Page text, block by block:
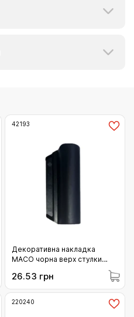
42193
Декоративна накладка
MACO чорна верх стулки
26.53 грн
220240